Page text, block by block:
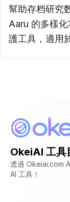
幫助存档研究
Aaru 的多樣
護工具，適用
OkeiAI 工具
透過 Okeiai.com
AI 工具！